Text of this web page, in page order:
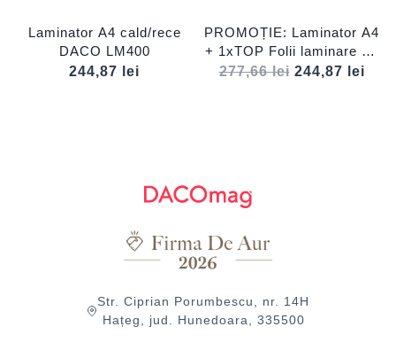
Laminator A4 cald/rece
DACO LM400
244,87
lei
PROMOȚIE: Laminator A4
+ 1xTOP Folii laminare A4
CADOU
277,66lei Prețul
244,87 lei
Str. Ciprian Porumbescu, nr. 14H
Hațeg, jud. Hunedoara, 335500